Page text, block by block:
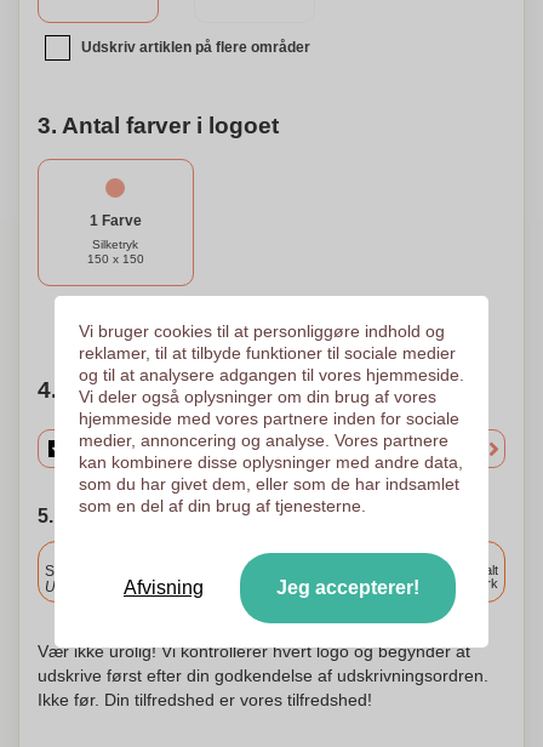
Udskriv artiklen på flere områder
3. Antal farver i logoet
1 Farve
Silketryk
150 x 150
Brug for hjælp? Hjælp mig med at vælge
4. Vælg mængden
5. Vælg forsendelsesdato
Inkluderet
Standard levering
Upload og godkend dine filer i morgen før 9:30.
Levering overalt
i Danmark
Vær ikke urolig! Vi kontrollerer hvert logo og begynder at
udskrive først efter din godkendelse af udskrivningsordren.
Ikke før. Din tilfredshed er vores tilfredshed!
Vi bruger cookies til at personliggøre indhold og
reklamer, til at tilbyde funktioner til sociale medier
og til at analysere adgangen til vores hjemmeside.
Vi deler også oplysninger om din brug af vores
hjemmeside med vores partnere inden for sociale
medier, annoncering og analyse. Vores partnere
kan kombinere disse oplysninger med andre data,
som du har givet dem, eller som de har indsamlet
som en del af din brug af tjenesterne.
Afvisning Jeg accepterer!